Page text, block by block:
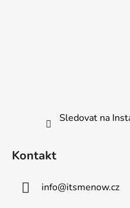
Sledovat na
Kontakt
info@itsmenow.cz